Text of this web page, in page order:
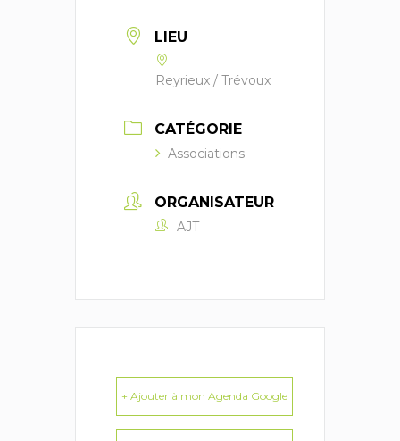
LIEU
Reyrieux / Trévoux
CATÉGORIE
Associations
ORGANISATEUR
AJT
+ Ajouter à mon Agenda Google